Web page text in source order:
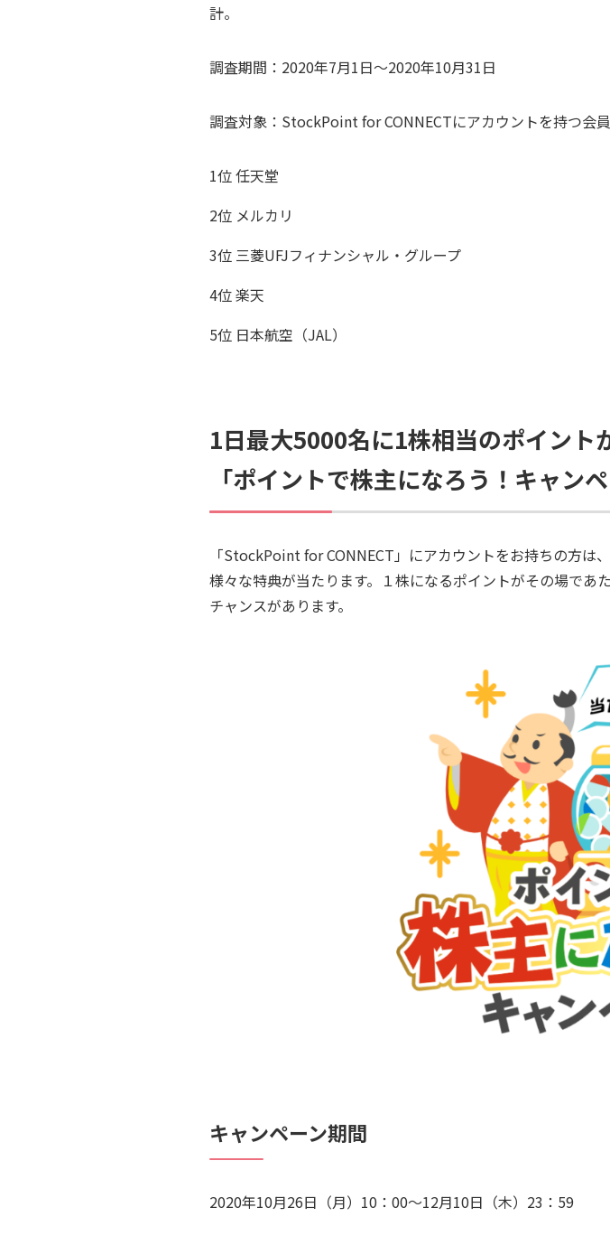
計。
調査期間：2020年7月1日～2020年10月31日
調査対象：StockPoint for CONNECTにアカウントを持つ会
1位 任天堂
2位 メルカリ
3位 三菱UFJフィナンシャル・グループ
4位 楽天
5位 日本航空（JAL）
1日最大5000名に1株相当のポイント
「ポイントで株主になろう！キャン
「StockPoint for CONNECT」にアカウントをお持ちの方は
様々な特典が当たります。１株になるポイントがその場で
チャンスがあります。
キャンペーン期間
2020年10月26日（月）10：00～12月10日（木）23：59